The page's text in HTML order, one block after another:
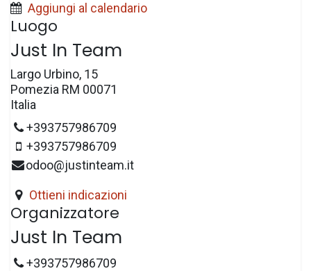
Aggiungi al calendario
Luogo
Just In Team
Largo Urbino, 15
Pomezia RM 00071
Italia
+393757986709
+393757986709
odoo@justinteam.it
Ottieni indicazioni
Organizzatore
Just In Team
+393757986709